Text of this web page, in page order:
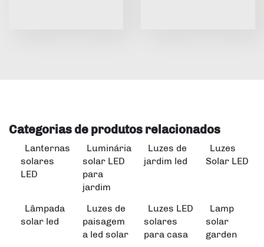
Categorias de produtos relacionados
Lanternas
solares
LED
Luminária
solar LED
para
jardim
Luzes de
jardim led
Luzes
Solar LED
Lâmpada
solar led
Luzes de
paisagem
a led solar
Luzes LED
solares
para casa
Lamp
solar
garden